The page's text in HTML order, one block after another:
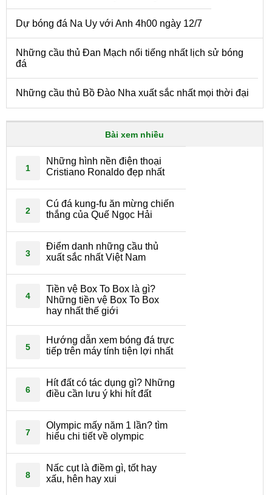
Dự bóng đá Na Uy với Anh 4h00 ngày 12/7
Những cầu thủ Đan Mạch nổi tiếng nhất lịch sử bóng
đá
Những cầu thủ Bồ Đào Nha xuất sắc nhất mọi thời đại
Bài xem nhiều
1
Những hình nền điện thoại
Cristiano Ronaldo đẹp nhất
2
Cú đá kung-fu ăn mừng chiến
thắng của Quế Ngọc Hải
3
Điểm danh những cầu thủ
xuất sắc nhất Việt Nam
4
Tiền vệ Box To Box là gì?
Những tiền vệ Box To Box
hay nhất thế giới
5
Hướng dẫn xem bóng đá trực
tiếp trên máy tính tiện lợi nhất
6
Hít đất có tác dụng gì? Những
điều cần lưu ý khi hít đất
7
Olympic mấy năm 1 lần? tìm
hiểu chi tiết về olympic
8
Nấc cụt là điềm gì, tốt hay
xấu, hên hay xui